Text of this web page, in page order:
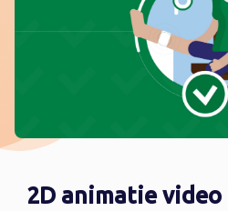
2D animatie video